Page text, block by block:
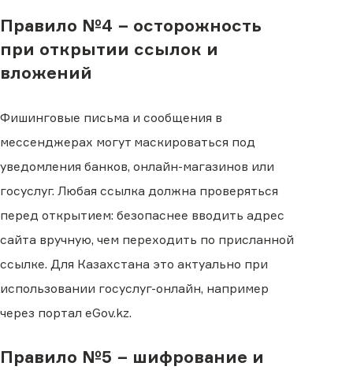
Правило №4 − осторожность
при открытии ссылок и
вложений
Фишинговые письма и сообщения в
мессенджерах могут маскироваться под
уведомления банков, онлайн-магазинов или
госуслуг. Любая ссылка должна проверяться
перед открытием: безопаснее вводить адрес
сайта вручную, чем переходить по присланной
ссылке. Для Казахстана это актуально при
использовании госуслуг-онлайн, например
через портал eGov.kz.
Правило №5 − шифрование и